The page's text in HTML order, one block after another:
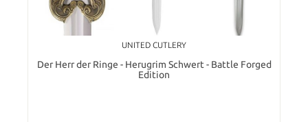
UNITED CUTLERY
Der Herr der Ringe - Herugrim Schwert - Battle Forged
Edition